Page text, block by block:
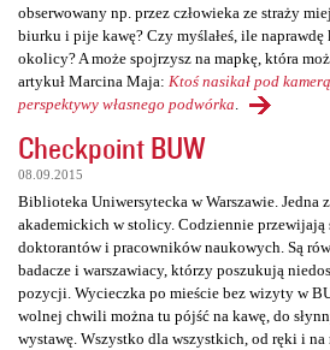
obserwowany np. przez człowieka ze straży
biurku i pije kawę? Czy myślałeś, ile
okolicy? A może spojrzysz na mapkę, która
artykuł Marcina Maja: Ktoś nasikał pod
perspektywy własnego podwórka
Checkpoint BUW
08.09.2015
Biblioteka Uniwersytecka w Warszawie.
akademickich w stolicy. Codziennie przewijają
doktorantów i pracowników naukowych. Są
badacze i warszawiacy, którzy poszukują
pozycji. Wycieczka po mieście bez wizyty w
wolnej chwili można tu pójść na kawę, do
wystawę. Wszystko dla wszystkich, od ręki i